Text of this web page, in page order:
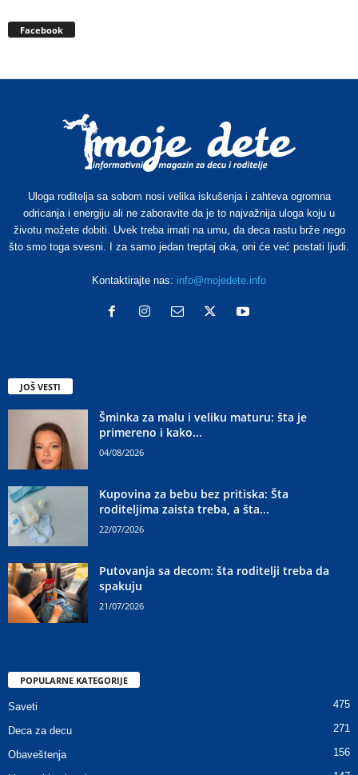
Facebook
Uloga roditelja sa sobom nosi velika iskušenja i zahteva ogromna
odricanja i energiju ali ne zaboravite da je to najvažnija uloga koju u
životu možete dobiti. Uvek treba imati na umu, da deca rastu brže nego
što smo toga svesni. I za samo jedan treptaj oka, oni će već postati ljudi.
Kontaktirajte nas: info@mojedete.info
JOŠ VESTI
Šminka za malu i veliku maturu: šta je
primereno i kako...
04/08/2026
Kupovina za bebu bez pritiska: Šta
roditeljima zaista treba, a šta...
22/07/2026
Putovanja sa decom: šta roditelji treba da
spakuju
21/07/2026
POPULARNE KATEGORIJE
Saveti 475
Deca za decu 271
Obaveštenja 156